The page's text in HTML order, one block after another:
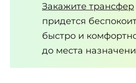
Закажите трансфер
придется
быстро и
до места